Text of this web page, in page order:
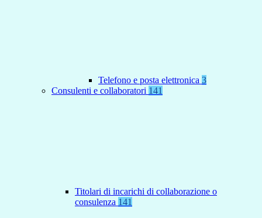
Telefono e posta elettronica 3
Consulenti e collaboratori 141
Titolari di incarichi di collaborazione o
consulenza 141